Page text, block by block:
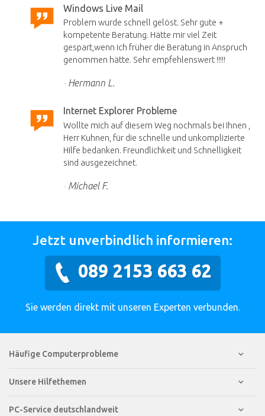
Windows Live Mail
Problem wurde schnell gelöst. Sehr gute +
kompetente Beratung. Hätte mir viel Zeit
gespart,wenn ich früher die Beratung in Anspruch
genommen hätte. Sehr empfehlenswert !!!!!
Hermann L.
Internet Explorer Probleme
Wollte mich auf diesem Weg nochmals bei Ihnen ,
Herr Kuhnen, für die schnelle und unkomplizierte
Hilfe bedanken. Freundlichkeit und Schnelligkeit
sind ausgezeichnet.
Michael F.
Jetzt unverbindlich informieren:
089 2153 663 62
Sie werden direkt mit unseren Experten verbunden.
Häufige Computerprobleme
Unsere Hilfethemen
PC-Service deutschlandweit